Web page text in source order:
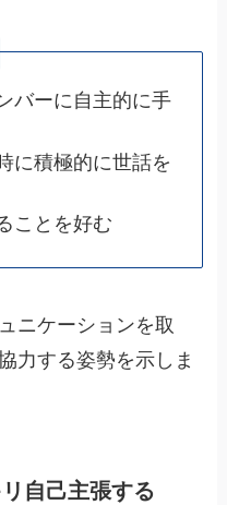
バーに自主的に手
に積極的に世話を
ことを好む
ニケーションを取
力する姿勢を示しま
自己主張する